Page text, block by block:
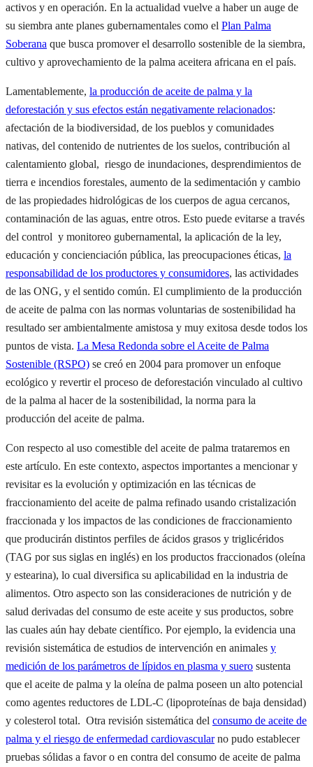
activos y en operación. En la actualidad vuelve a haber un auge de
su siembra ante planes gubernamentales como el Plan Palma
Soberana que busca promover el desarrollo sostenible de la siembra,
cultivo y aprovechamiento de la palma aceitera africana en el país.
Lamentablemente, la producción de aceite de palma y la
deforestación y sus efectos están negativamente relacionados:
afectación de la biodiversidad, de los pueblos y comunidades
nativas, del contenido de nutrientes de los suelos, contribución al
calentamiento global, riesgo de inundaciones, desprendimientos de
tierra e incendios forestales, aumento de la sedimentación y cambio
de las propiedades hidrológicas de los cuerpos de agua cercanos,
contaminación de las aguas, entre otros. Esto puede evitarse a través
del control y monitoreo gubernamental, la aplicación de la ley,
educación y concienciación pública, las preocupaciones éticas, la
responsabilidad de los productores y consumidores, las actividades
de las ONG, y el sentido común. El cumplimiento de la producción
de aceite de palma con las normas voluntarias de sostenibilidad ha
resultado ser ambientalmente amistosa y muy exitosa desde todos los
puntos de vista. La Mesa Redonda sobre el Aceite de Palma
Sostenible (RSPO) se creó en 2004 para promover un enfoque
ecológico y revertir el proceso de deforestación vinculado al cultivo
de la palma al hacer de la sostenibilidad, la norma para la
producción del aceite de palma.
Con respecto al uso comestible del aceite de palma trataremos en
este artículo. En este contexto, aspectos importantes a mencionar y
revisitar es la evolución y optimización en las técnicas de
fraccionamiento del aceite de palma refinado usando cristalización
fraccionada y los impactos de las condiciones de fraccionamiento
que producirán distintos perfiles de ácidos grasos y triglicéridos
(TAG por sus siglas en inglés) en los productos fraccionados (oleína
y estearina), lo cual diversifica su aplicabilidad en la industria de
alimentos. Otro aspecto son las consideraciones de nutrición y de
salud derivadas del consumo de este aceite y sus productos, sobre
las cuales aún hay debate científico. Por ejemplo, la evidencia una
revisión sistemática de estudios de intervención en animales y
medición de los parámetros de lípidos en plasma y suero sustenta
que el aceite de palma y la oleína de palma poseen un alto potencial
como agentes reductores de LDL-C (lipoproteínas de baja densidad)
y colesterol total. Otra revisión sistemática del consumo de aceite de
palma y el riesgo de enfermedad cardiovascularno pudo establecer
pruebas sólidas a favor o en contra del consumo de aceite de palma